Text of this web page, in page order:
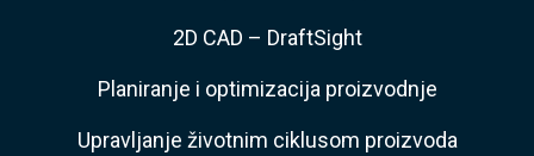
2D CAD – DraftSight
Planiranje i optimizacija proizvodnje
Upravljanje životnim ciklusom proizvoda